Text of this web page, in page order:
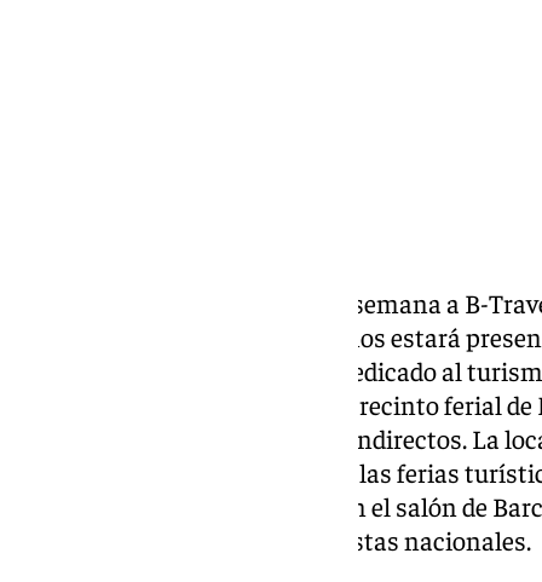
Torremolinos acude este fin de semana a B-
turistas nacionales. Torremolinos estará
domingo en B-Travel, el salón dedicado al
Barcelona y que se celebra en el recinto ferial
120 expositores directos y 600 indirectos. La
intensa acción promocional en las ferias
oferta turística del municipio en el salón de
e incrementar la llegada de turistas nacionales.